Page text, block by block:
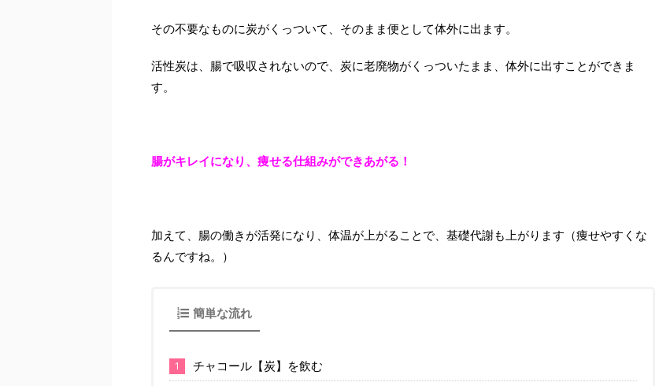
その不要なものに炭がくっついて、そのまま便として体外に出ます。
活性炭は、腸で吸収されないので、炭に老廃物がくっついたまま、体外に出すことができま
す。
腸がキレイになり、痩せる仕組みができあがる！
加えて、腸の働きが活発になり、体温が上がることで、基礎代謝も上がります（痩せやすくな
るんですね。）
簡単な流れ
チャコール【炭】を飲む